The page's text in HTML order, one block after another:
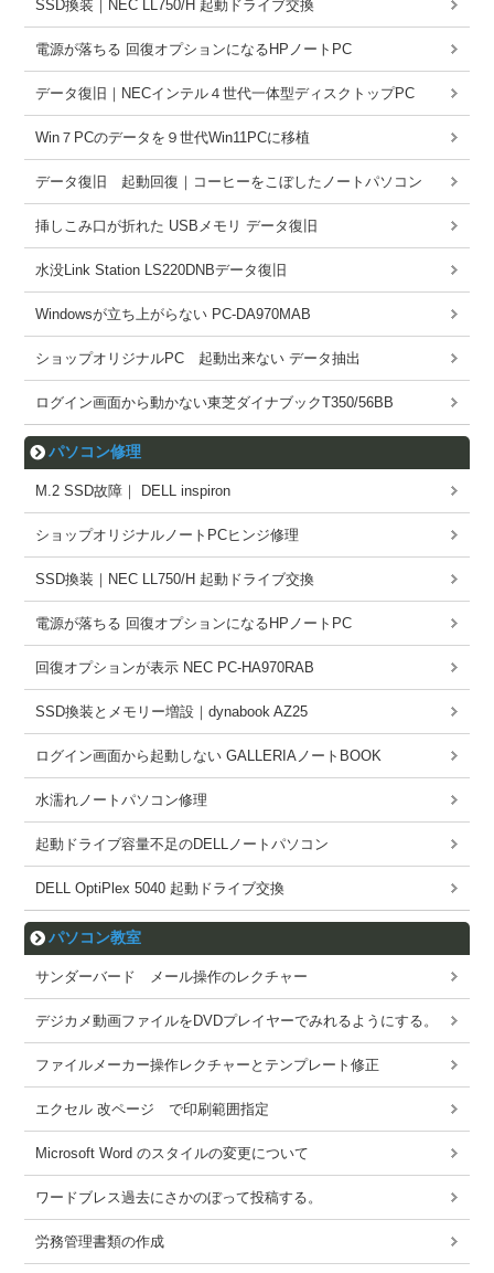
SSD換装｜NEC LL750/H 起動ドライブ交換
電源が落ちる 回復オプションになるHPノートPC
データ復旧｜NECインテル４世代一体型ディスクトップPC
Win７PCのデータを９世代Win11PCに移植
データ復旧 起動回復｜コーヒーをこぼしたノートパソコン
挿しこみ口が折れた USBメモリ データ復旧
水没Link Station LS220DNBデータ復旧
Windowsが立ち上がらない PC-DA970MAB
ショップオリジナルPC 起動出来ない データ抽出
ログイン画面から動かない東芝ダイナブックT350/56BB
パソコン修理
M.2 SSD故障｜ DELL inspiron
ショップオリジナルノートPCヒンジ修理
SSD換装｜NEC LL750/H 起動ドライブ交換
電源が落ちる 回復オプションになるHPノートPC
回復オプションが表示 NEC PC-HA970RAB
SSD換装とメモリー増設｜dynabook AZ25
ログイン画面から起動しない GALLERIAノートBOOK
水濡れノートパソコン修理
起動ドライブ容量不足のDELLノートパソコン
DELL OptiPlex 5040 起動ドライブ交換
パソコン教室
サンダーバード メール操作のレクチャー
デジカメ動画ファイルをDVDプレイヤーでみれるようにする。
ファイルメーカー操作レクチャーとテンプレート修正
エクセル 改ページ で印刷範囲指定
Microsoft Word のスタイルの変更について
ワードブレス過去にさかのぼって投稿する。
労務管理書類の作成